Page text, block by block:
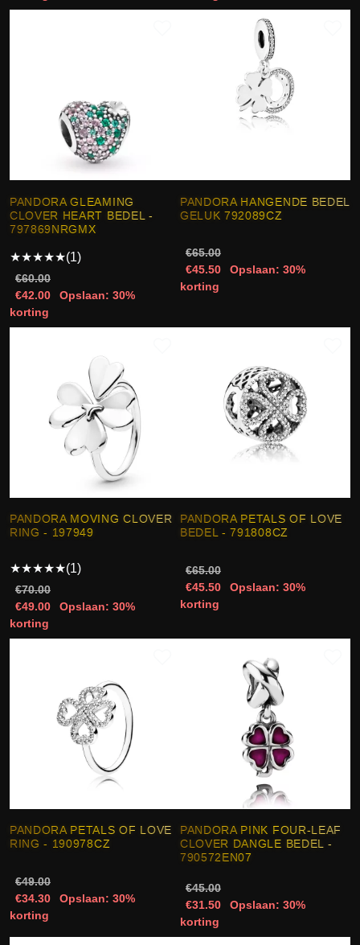
PANDORA GLEAMING
CLOVER HEART BEDEL -
797869NRGMX
★★★★★(1)
€60.00
€42.00
Opslaan: 30%
korting
PANDORA HANGENDE BEDEL
GELUK 792089CZ
€65.00
€45.50
Opslaan: 30%
korting
PANDORA MOVING CLOVER
RING - 197949
★★★★★(1)
€70.00
€49.00
Opslaan: 30%
korting
PANDORA PETALS OF LOVE
BEDEL - 791808CZ
€65.00
€45.50
Opslaan: 30%
korting
PANDORA PETALS OF LOVE
RING - 190978CZ
€49.00
€34.30
Opslaan: 30%
korting
PANDORA PINK FOUR-LEAF
CLOVER DANGLE BEDEL -
790572EN07
€45.00
€31.50
Opslaan: 30%
korting